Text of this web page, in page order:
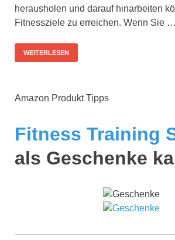
herausholen und darauf hinarbeiten
Fitnessziele zu erreichen. Wenn Sie …
WEITERLESEN
Amazon Produkt Tipps
Fitness Training
als Geschenke